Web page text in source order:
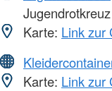
Jugendrotkreuz
Karte: Link zur
Karte: Link zur